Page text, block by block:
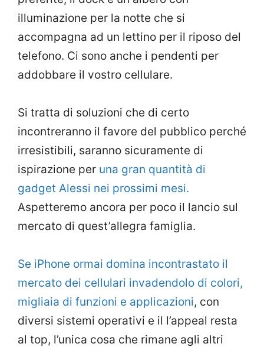
illuminazione per la notte che si
accompagna ad un lettino per il riposo del
telefono. Ci sono anche i pendenti per
addobbare il vostro cellulare.
Si tratta di soluzioni che di certo
incontreranno il favore del pubblico perché
irresistibili, saranno sicuramente di
ispirazione per una gran quantità di
gadget Alessi nei prossimi mesi.
Aspetteremo ancora per poco il lancio sul
mercato di quest’allegra famiglia.
Se iPhone ormai domina incontrastato il
mercato dei cellulari invadendolo di colori,
migliaia di funzioni e applicazioni, con
diversi sistemi operativi e il l’appeal resta
al top, l’unica cosa che rimane agli altri